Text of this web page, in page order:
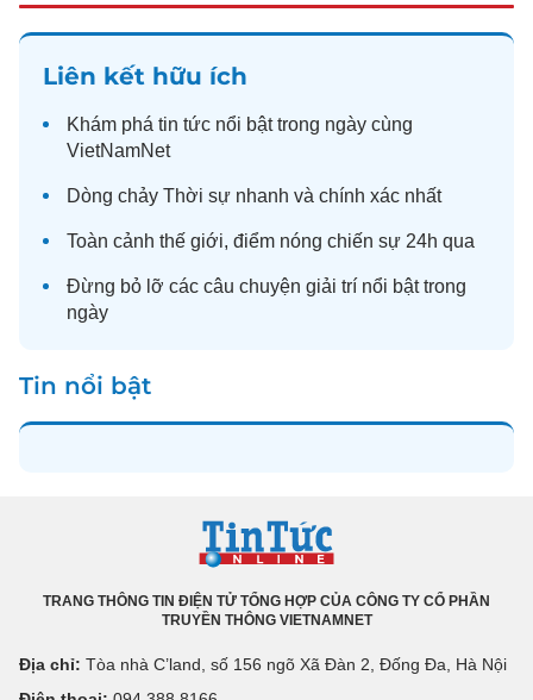
Liên kết hữu ích
Khám phá tin tức nổi bật trong ngày cùng
VietNamNet
Dòng chảy Thời sự nhanh và chính xác nhất
Toàn cảnh thế giới, điểm nóng chiến sự 24h qua
Đừng bỏ lỡ các câu chuyện giải trí nổi bật trong
ngày
Tin nổi bật
TRANG THÔNG TIN ĐIỆN TỬ TỔNG HỢP CỦA CÔNG TY CỔ PHẦN
TRUYỀN THÔNG VIETNAMNET
Địa chỉ: Tòa nhà C’land, số 156 ngõ Xã Đàn 2, Đống Đa, Hà Nội